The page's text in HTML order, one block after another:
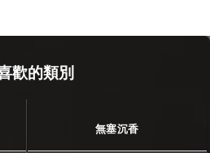
歡的類別
無塞沉香